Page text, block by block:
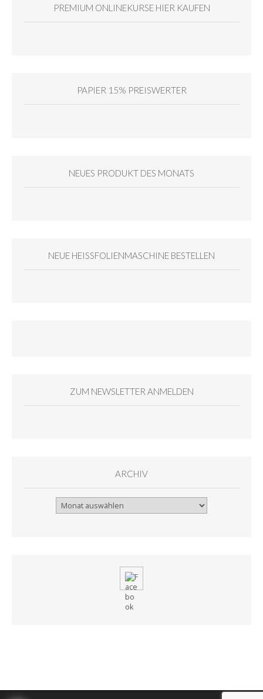
PREMIUM ONLINEKURSE HIER KAUFEN
PAPIER 15% PREISWERTER
NEUES PRODUKT DES MONATS
NEUE HEISSFOLIENMASCHINE BESTELLEN
ZUM NEWSLETTER ANMELDEN
ARCHIV
Archiv